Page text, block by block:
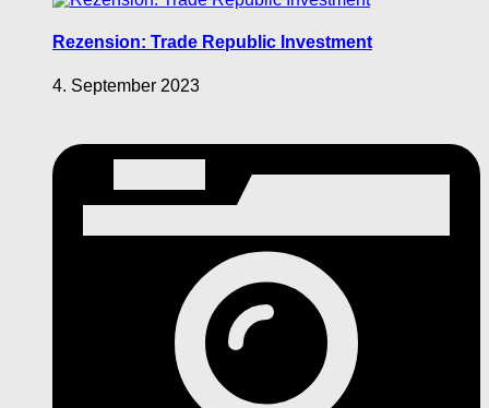
Rezension: Trade Republic Investment
4. September 2023